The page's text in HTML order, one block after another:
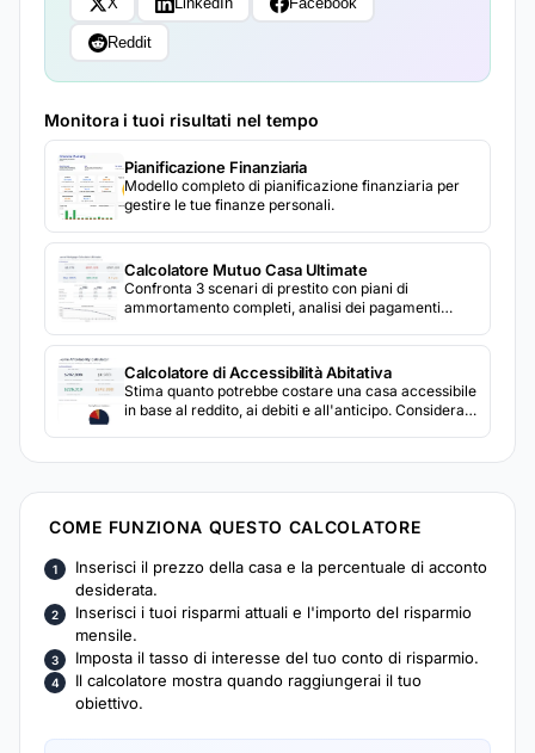
Reddit
Monitora i tuoi risultati nel tempo
Pianificazione Finanziaria
Modello completo di pianificazione finanziaria per
gestire le tue finanze personali.
Calcolatore Mutuo Casa Ultimate
Confronta 3 scenari di prestito con piani di
ammortamento completi, analisi dei pagamenti
Calcolatore di Accessibilità Abitativa
Stima quanto potrebbe costare una casa accessibile
in base al reddito, ai debiti e all'anticipo. Considera
COME FUNZIONA QUESTO CALCOLATORE
Inserisci il prezzo della casa e la percentuale di acconto
desiderata.
Inserisci i tuoi risparmi attuali e l'importo del risparmio
mensile.
Imposta il tasso di interesse del tuo conto di risparmio.
Il calcolatore mostra quando raggiungerai il tuo
obiettivo.